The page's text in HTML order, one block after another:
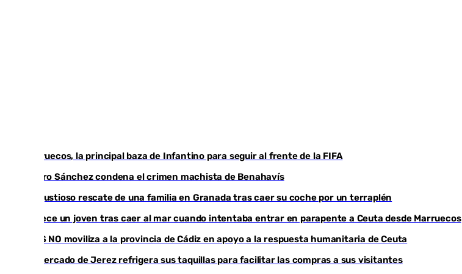
Marruecos, la principal baza de Infantino para seguir al frente de la FIFA
Pedro Sánchez condena el crimen machista de Benahavís
Angustioso rescate de una familia en Granada tras caer su coche por un terraplén
Fallece un joven tras caer al mar cuando intentaba entrar en parapente a Ceuta desde Marruecos
CIES NO moviliza a la provincia de Cádiz en apoyo a la respuesta humanitaria de Ceuta
El mercado de Jerez refrigera sus taquillas para facilitar las compras a sus visitantes